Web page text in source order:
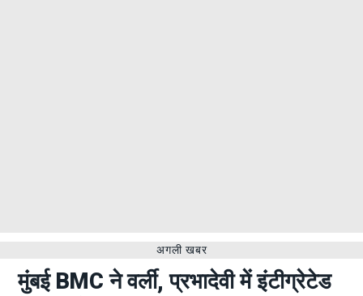
अगली खबर
मुंबई BMC ने वर्ली, प्रभादेवी में इंटीग्रेटेड